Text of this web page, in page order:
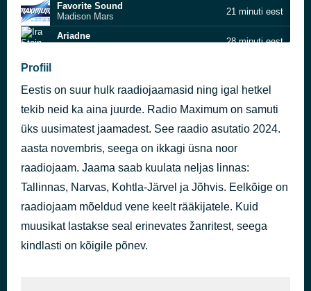
Favorite Sound
Madison Mars
21 minuti eest
Ariadne
28 minuti eest
One Thing
Lola Young
DANCE…
Slayyyter
45 minuti eest
Сон
Аспирин
Profiil
Eestis on suur hulk raadiojaamasid ning igal hetkel
tekib neid ka aina juurde. Radio Maximum on samuti
üks uusimatest jaamadest. See raadio asutatio 2024.
aasta novembris, seega on ikkagi üsna noor
raadiojaam. Jaama saab kuulata neljas linnas:
Tallinnas, Narvas, Kohtla-Järvel ja Jõhvis. Eelkõige on
raadiojaam mõeldud vene keelt rääkijatele. Kuid
muusikat lastakse seal erinevates žanritest, seega
kindlasti on kõigile põnev.